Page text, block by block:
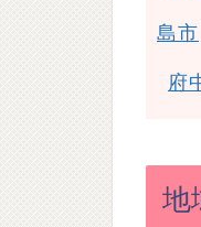
島市
府
地